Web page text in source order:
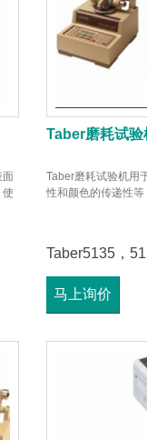
面
Taber磨耗试验
Taber磨耗试验机用
性和颜色的传递性等
Taber5135，
马上询价